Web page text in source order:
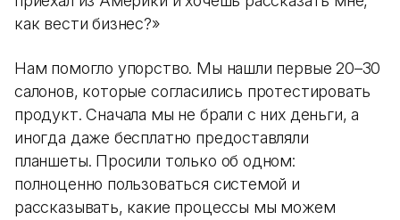
как вести бизнес?»
Нам помогло упорство. Мы нашли первые 20–30
салонов, которые согласились протестировать
продукт. Сначала мы не брали с них деньги, а
иногда даже бесплатно предоставляли
планшеты. Просили только об одном:
полноценно пользоваться системой и
рассказывать, какие процессы мы можем